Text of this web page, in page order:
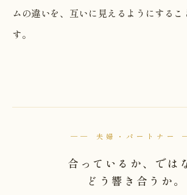
ムの違いを、互いに見えるようにするこ
す。
── 夫婦・パートナー
合っているか、では
どう響き合うか。